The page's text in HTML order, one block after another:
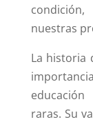
nuestras
La historia
raras. Su